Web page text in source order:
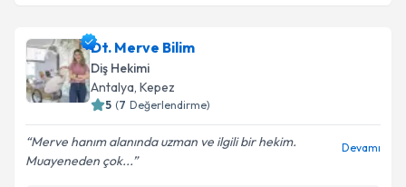
Dt. Merve Bilim
Diş Hekimi
Antalya, Kepez
5 (7 Değerlendirme)
Merve hanım alanında uzman ve ilgili bir hekim.
Muayeneden çok...
Devamı